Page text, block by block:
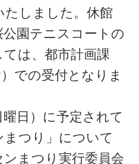
たしました。休館
園テニスコートの
は、 都市計画課
での受付となりま
日）に予定されて
つり」について
まつり実行委員会